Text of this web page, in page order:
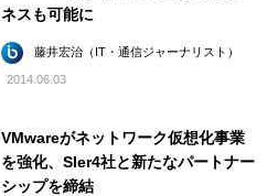
ネスも可能に
藤井宏治（IT・通信ジャーナリスト）
2014.06.03
VMwareがネットワーク仮想化事業
を強化、SIer4社と新たなパートナー
シップを締結